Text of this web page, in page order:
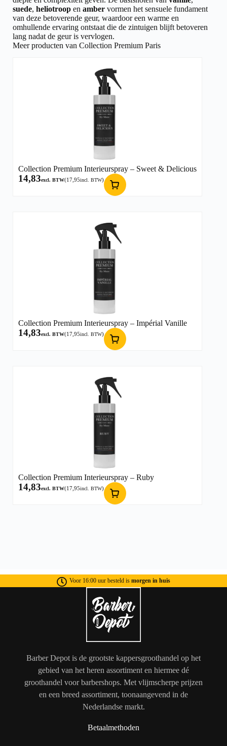
suede, heliotroop en amber vormen het sensuele fundament
van deze betoverende geur, waardoor een warme en
omhullende ervaring ontstaat die de zintuigen blijft betoveren
lang nadat de geur is vervlogen.
Meer producten van Collection Premium Paris
Collection Premium Interieurspray – Sweet & Delicious
14,83excl. BTW(17,95incl. BTW)
Collection Premium Interieurspray – Impérial Vanille
14,83excl. BTW(17,95incl. BTW)
Collection Premium Interieurspray – Ruby
14,83excl. BTW(17,95incl. BTW)
Voor 16:00 uur besteld is morgen in huis
Barber Depot is de grootste kappersgroothandel op het
gebied van het heren assortiment en hiermee dé
groothandel voor barbershops. Met vlijmscherpe prijzen
en een breed assortiment, toonaangevend in de
Nederlandse markt.
Betaalmethoden